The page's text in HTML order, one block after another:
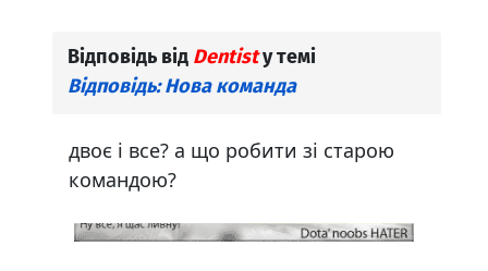
Відповідь від Dentistу темі
Відповідь: Нова команда
двоє і все? а що робити зі старою
командою?